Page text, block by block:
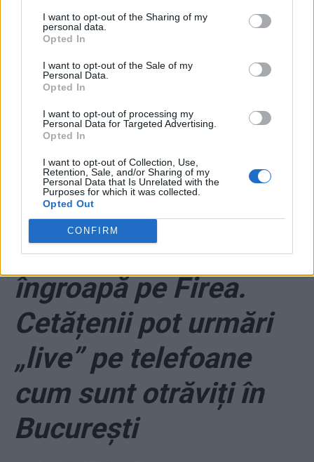
I want to opt-out of the Sharing of my
personal data.
Opted In
I want to opt-out of the Sale of my
Personal Data.
Opted In
I want to opt-out of processing my
Personal Data for Targeted Advertising.
Opted In
I want to opt-out of Collection, Use,
Retention, Sale, and/or Sharing of my
Personal Data that Is Unrelated with the
Purposes for which it was collected.
Opted Out
CONFIRM
ad
*Aplicația care o
îngroapă pe Firea.
Cetățenii pot urmări
„live” pe telefoane
cum sunt otrăviți în
București